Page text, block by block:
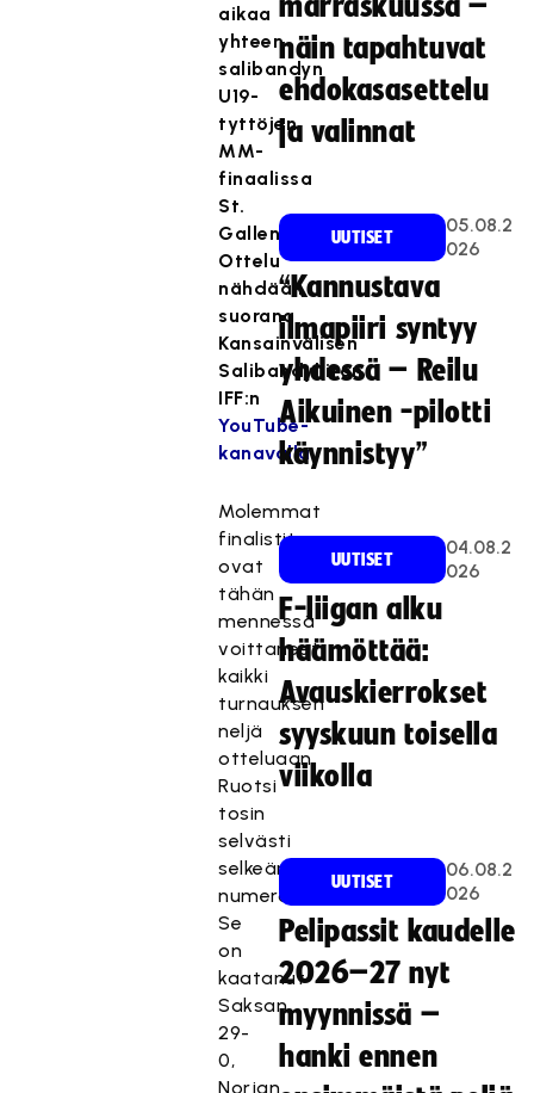
aikaa
yhteen
salibandyn
U19-
tyttöjen
MM-
finaalissa
St.
Gallenissa.
Ottelu
nähdään
suorana
Kansainvälisen
Salibandyliiton
IFF:n
YouTube-
kanavalla.
Molemmat
finalistit
ovat
tähän
mennessä
voittaneet
kaikki
turnauksen
neljä
otteluaan,
Ruotsi
tosin
selvästi
selkeämmin
numeroin.
Se
on
kaatanut
Saksan
29-
0,
Norjan
marraskuussa –
näin tapahtuvat
ehdokasasettelu
ja valinnat
UUTISET
05.08.2
026
“Kannustava
ilmapiiri syntyy
yhdessä – Reilu
Aikuinen -pilotti
käynnistyy”
UUTISET
04.08.2
026
F-liigan alku
häämöttää:
Avauskierrokset
syyskuun toisella
viikolla
UUTISET
06.08.2
026
Pelipassit kaudelle
2026–27 nyt
myynnissä –
hanki ennen